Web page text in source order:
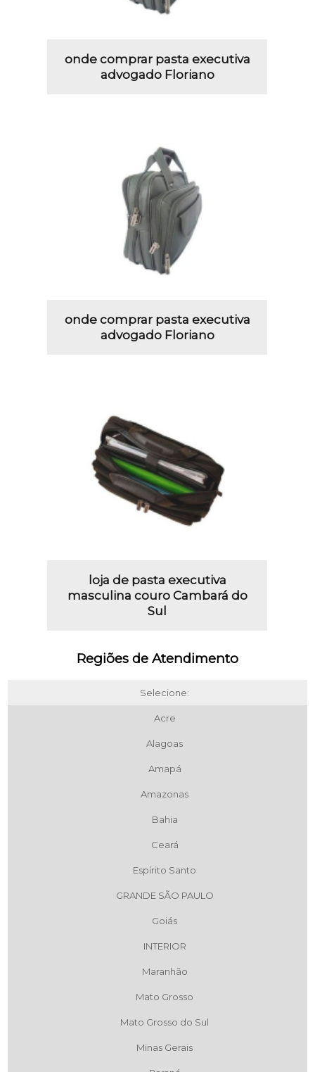
onde comprar pasta executiva
advogado Floriano
onde comprar pasta executiva
advogado Floriano
loja de pasta executiva
masculina couro Cambará do
Sul
Regiões de Atendimento
Selecione:
Acre
Alagoas
Amapá
Amazonas
Bahia
Ceará
Espírito Santo
GRANDE SÃO PAULO
Goiás
INTERIOR
Maranhão
Mato Grosso
Mato Grosso do Sul
Minas Gerais